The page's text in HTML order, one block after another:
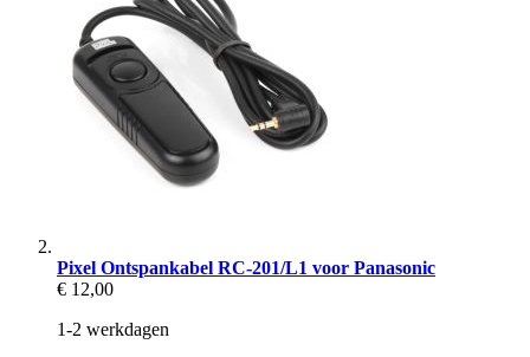
Pixel Ontspankabel RC-201/L1 voor Panasonic
€ 12,00
1-2 werkdagen